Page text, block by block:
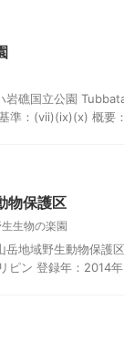
岩礁国立公園
準：(vii)(ix)(x) 概要
物保護区
生生物の楽園
岳地域野生動物保
ピン 登録年：2014